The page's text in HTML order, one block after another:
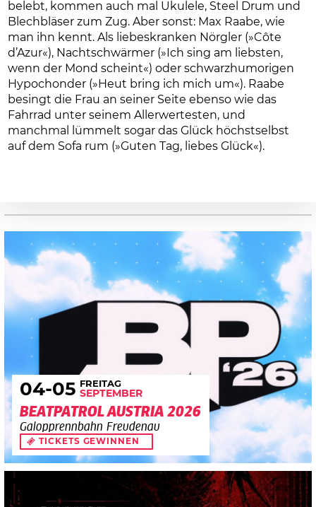
belebt, kommen auch mal Ukulele, Steel Drum und
Blechbläser zum Zug. Aber sonst: Max Raabe, wie
man ihn kennt. Als liebeskranken Nörgler (»Côte
d’Azur«), Nachtschwärmer (»Ich sing am liebsten,
wenn der Mond scheint«) oder schwarzhumorigen
Hypochonder (»Heut bring ich mich um«). Raabe
besingt die Frau an seiner Seite ebenso wie das
Fahrrad unter seinem Allerwertesten, und
manchmal lümmelt sogar das Glück höchstselbst
auf dem Sofa rum (»Guten Tag, liebes Glück«).
04-05 FREITAG
SEPTEMBER
BEATPATROL AUSTRIA 2026
Galopprennbahn Freudenau
TICKETS GEWINNEN